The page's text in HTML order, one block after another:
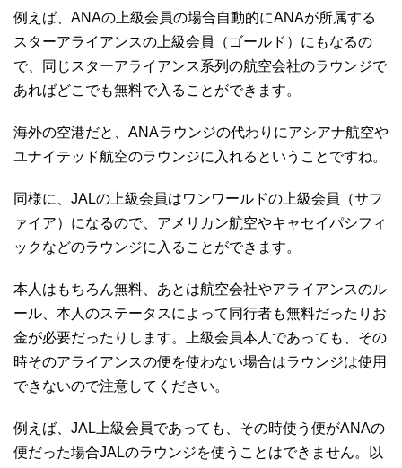
例えば、ANAの上級会員の場合自動的にANAが所属する
スターアライアンスの上級会員（ゴールド）にもなるの
で、同じスターアライアンス系列の航空会社のラウンジで
あればどこでも無料で入ることができます。
海外の空港だと、ANAラウンジの代わりにアシアナ航空や
ユナイテッド航空のラウンジに入れるということですね。
同様に、JALの上級会員はワンワールドの上級会員（サフ
ァイア）になるので、アメリカン航空やキャセイパシフィ
ックなどのラウンジに入ることができます。
本人はもちろん無料、あとは航空会社やアライアンスのル
ール、本人のステータスによって同行者も無料だったりお
金が必要だったりします。上級会員本人であっても、その
時そのアライアンスの便を使わない場合はラウンジは使用
できないので注意してください。
例えば、JAL上級会員であっても、その時使う便がANAの
便だった場合JALのラウンジを使うことはできません。以